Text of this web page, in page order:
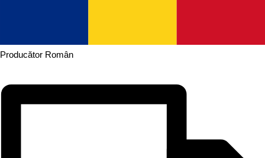
Producător Român